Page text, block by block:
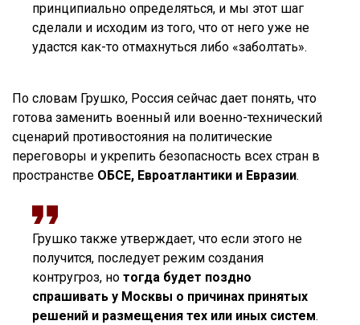
принципиально определяться, и мы этот шаг
сделали и исходим из того, что от него уже не
удастся как-то отмахнуться либо «заболтать».
По словам Грушко, Россия сейчас дает понять, что
готова заменить военный или военно-технический
сценарий противостояния на политические
переговоры и укрепить безопасность всех стран в
пространстве ОБСЕ, Евроатлантики и Евразии.
Грушко также утверждает, что если этого не
получится, последует режим создания
контругроз, но тогда будет поздно
спрашивать у Москвы о причинах принятых
решений и размещения тех или иных систем.